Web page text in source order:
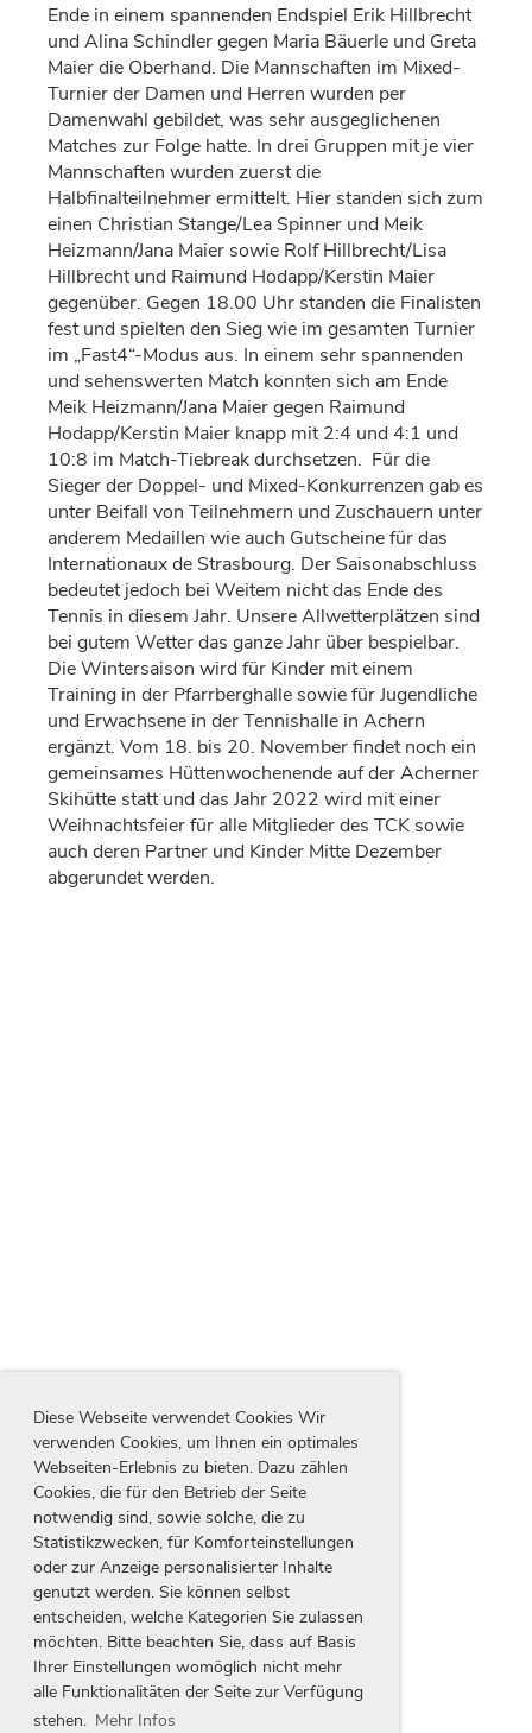
Diese Webseite verwendet Cookies Wir
verwenden Cookies, um Ihnen ein optimales
Webseiten-Erlebnis zu bieten. Dazu zählen
Cookies, die für den Betrieb der Seite
notwendig sind, sowie solche, die zu
Statistikzwecken, für Komforteinstellungen
oder zur Anzeige personalisierter Inhalte
genutzt werden. Sie können selbst
entscheiden, welche Kategorien Sie zulassen
möchten. Bitte beachten Sie, dass auf Basis
Ihrer Einstellungen womöglich nicht mehr
alle Funktionalitäten der Seite zur Verfügung
stehen. Mehr Infos
Ende in einem spannenden Endspiel Erik Hillbrecht
und Alina Schindler gegen Maria Bäuerle und Greta
Maier die Oberhand. Die Mannschaften im Mixed-
Turnier der Damen und Herren wurden per
Damenwahl gebildet, was sehr ausgeglichenen
Matches zur Folge hatte. In drei Gruppen mit je vier
Mannschaften wurden zuerst die
Halbfinalteilnehmer ermittelt. Hier standen sich zum
einen Christian Stange/Lea Spinner und Meik
Heizmann/Jana Maier sowie Rolf Hillbrecht/Lisa
Hillbrecht und Raimund Hodapp/Kerstin Maier
gegenüber. Gegen 18.00 Uhr standen die Finalisten
fest und spielten den Sieg wie im gesamten Turnier
im „Fast4“-Modus aus. In einem sehr spannenden
und sehenswerten Match konnten sich am Ende
Meik Heizmann/Jana Maier gegen Raimund
Hodapp/Kerstin Maier knapp mit 2:4 und 4:1 und
10:8 im Match-Tiebreak durchsetzen. Für die
Sieger der Doppel- und Mixed-Konkurrenzen gab es
unter Beifall von Teilnehmern und Zuschauern unter
anderem Medaillen wie auch Gutscheine für das
Internationaux de Strasbourg. Der Saisonabschluss
bedeutet jedoch bei Weitem nicht das Ende des
Tennis in diesem Jahr. Unsere Allwetterplätzen sind
bei gutem Wetter das ganze Jahr über bespielbar.
Die Wintersaison wird für Kinder mit einem
Training in der Pfarrberghalle sowie für Jugendliche
und Erwachsene in der Tennishalle in Achern
ergänzt. Vom 18. bis 20. November findet noch ein
gemeinsames Hüttenwochenende auf der Acherner
Skihütte statt und das Jahr 2022 wird mit einer
Weihnachtsfeier für alle Mitglieder des TCK sowie
auch deren Partner und Kinder Mitte Dezember
abgerundet werden.